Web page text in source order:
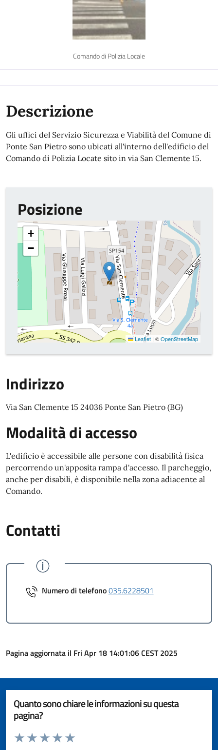
Comando di Polizia Locale
Descrizione
Gli uffici del Servizio Sicurezza e Viabilità del Comune di
Ponte San Pietro sono ubicati all'interno dell'edificio del
Comando di Polizia Locate sito in via San Clemente 15.
Posizione
+
−
Leaflet | ©OpenStreetMap
Indirizzo
Via San Clemente 15 24036 Ponte San Pietro (BG)
Modalità di accesso
L'edificio è accessibile alle persone con disabilità fisica
percorrendo un'apposita rampa d'accesso. Il parcheggio,
anche per disabili, è disponibile nella zona adiacente al
Comando.
Contatti
Numero di telefono035.6228501
Pagina aggiornata il Fri Apr 18 14:01:06 CEST 2025
Quanto sono chiare le informazioni su questa
pagina?
Valuta da 1 a 5 stelle la pagina